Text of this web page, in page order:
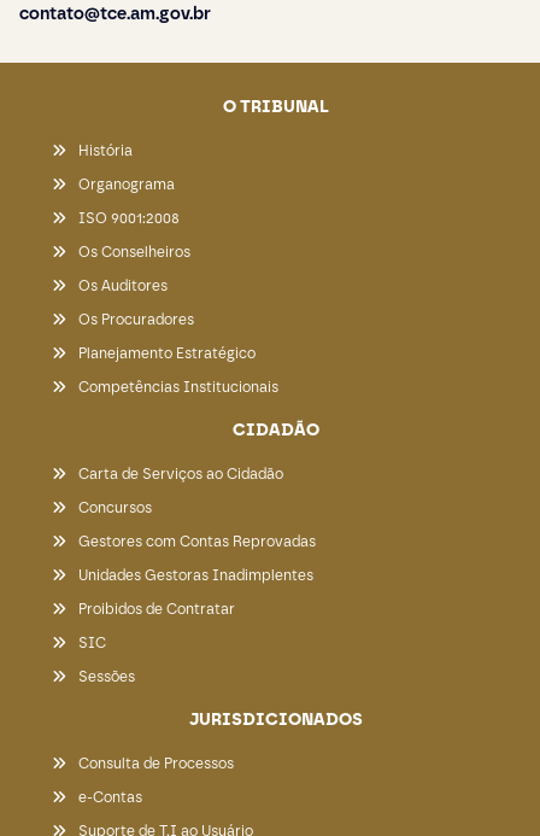
contato@tce.am.gov.br
O TRIBUNAL
História
Organograma
ISO 9001:2008
Os Conselheiros
Os Auditores
Os Procuradores
Planejamento Estratégico
Competências Institucionais
CIDADÃO
Carta de Serviços ao Cidadão
Concursos
Gestores com Contas Reprovadas
Unidades Gestoras Inadimplentes
Proibidos de Contratar
SIC
Sessões
JURISDICIONADOS
Consulta de Processos
e-Contas
Suporte de T.I ao Usuário